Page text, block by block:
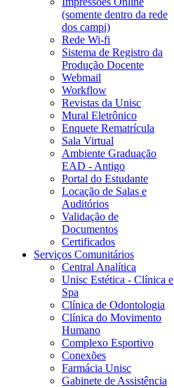
(somente dentro da rede
dos campi)
Rede Wi-fi
Sistema de Registro da
Produção Docente
Webmail
Workflow
Revistas da Unisc
Mural Eletrônico
Enquete Rematrícula
Sala Virtual
Ambiente Graduação
EAD - Antigo
Portal do Estudante
Locação de Salas e
Auditórios
Validação de
Documentos
Certificados
Serviços Comunitários
Central Analítica
Unisc Estética - Clínica e
Spa
Clínica de Odontologia
Clínica do Movimento
Humano
Complexo Esportivo
Conexões
Farmácia Unisc
Gabinete de Assistência